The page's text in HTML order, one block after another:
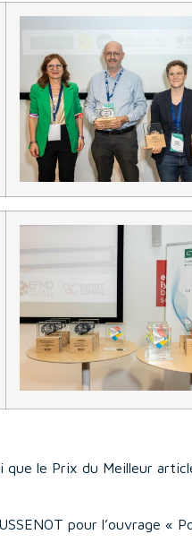
que le Prix du Meilleur
pour l’ouvrage «